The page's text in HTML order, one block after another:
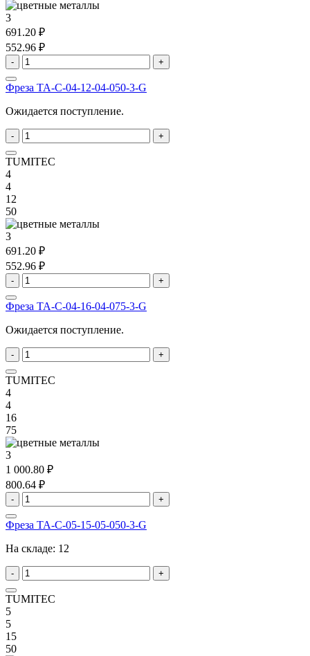
3
691.20 ₽
552.96 ₽
- +
Фреза TA-C-04-12-04-050-3-G
Ожидается поступление.
- +
TUMITEC
4
4
12
50
3
691.20 ₽
552.96 ₽
- +
Фреза TA-C-04-16-04-075-3-G
Ожидается поступление.
- +
TUMITEC
4
4
16
75
3
1 000.80 ₽
800.64 ₽
- +
Фреза TA-C-05-15-05-050-3-G
На складе: 12
- +
TUMITEC
5
5
15
50